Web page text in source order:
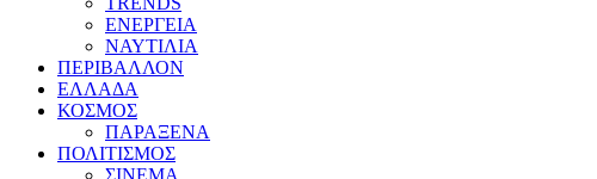
ΕΝΕΡΓΕΙΑ
ΝΑΥΤΙΛΙΑ
ΠΕΡΙΒΑΛΛΟΝ
ΕΛΛΑΔΑ
ΚΟΣΜΟΣ
ΠΑΡΑΞΕΝΑ
ΠΟΛΙΤΙΣΜΟΣ
ΣΙΝΕΜΑ